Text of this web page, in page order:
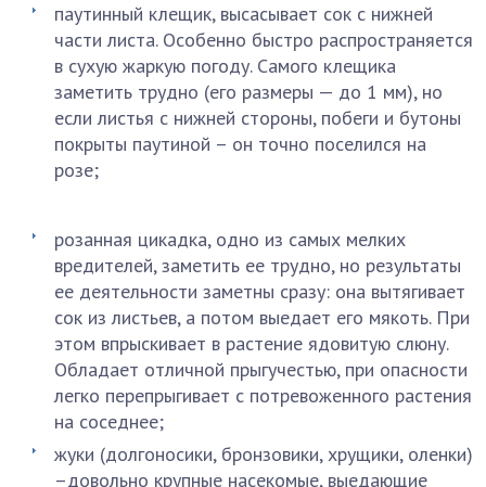
паутинный клещик, высасывает сок с нижней
части листа. Особенно быстро распространяется
в сухую жаркую погоду. Самого клещика
заметить трудно (его размеры — до 1 мм), но
если листья с нижней стороны, побеги и бутоны
покрыты паутиной – он точно поселился на
розе;
розанная цикадка, одно из самых мелких
вредителей, заметить ее трудно, но результаты
ее деятельности заметны сразу: она вытягивает
сок из листьев, а потом выедает его мякоть. При
этом впрыскивает в растение ядовитую слюну.
Обладает отличной прыгучестью, при опасности
легко перепрыгивает с потревоженного растения
на соседнее;
жуки (долгоносики, бронзовики, хрущики, оленки)
–довольно крупные насекомые, выедающие